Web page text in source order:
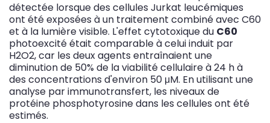
détectée lorsque des cellules Jurkat leucémiques
ont été exposées à un traitement combiné avec C60
et à la lumière visible. L'effet cytotoxique du C60
photoexcité était comparable à celui induit par
H2O2, car les deux agents entraînaient une
diminution de 50% de la viabilité cellulaire à 24 h à
des concentrations d'environ 50 μM. En utilisant une
analyse par immunotransfert, les niveaux de
protéine phosphotyrosine dans les cellules ont été
estimés.